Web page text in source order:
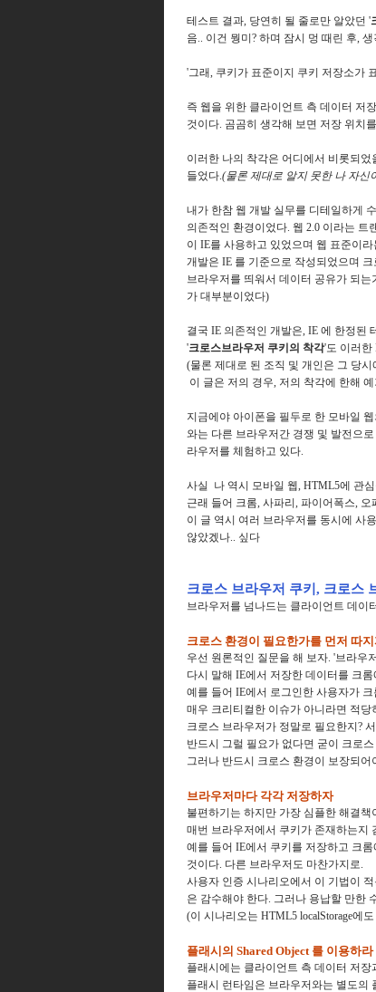
테스트 결과, 당연히 될 줄로만 알았던 '
음.. 이건 뭥미? 하며 잠시 멍 때린 후,
'그래, 쿠키가 표준이지 쿠키 저장소가
즉 웹을 위한 클라이언트 측 데이터 저
것이다. 곰곰히 생각해 보면 저장 위치
이러한 나의 착각은 어디에서 비롯되었
들었다.(물론 제대로 알지 못한 나 자신
내가 한참 웹 개발 실무를 디테일하게
의존적인 환경이었다. 웹 2.0 이라는
이 IE를 사용하고 있었으며 웹 표준이
개발은 IE 를 기준으로 작성되었으며
브라우저를 띄워서 데이터 공유가 되
가 대부분이었다)
결국 IE 의존적인 개발은, IE 에 한정된
'크로스브라우저 쿠키의 착각'도 이러한
(물론 제대로 된 조직 및 개인은 그 당
이 글은 저의 경우, 저의 착각에 한해
지금에야 아이폰을 필두로 한 모바일
와는 다른 브라우저간 경쟁 및 발전으
라우저를 체험하고 있다.
사실 나 역시 모바일 웹, HTML5에 관
근래 들어 크롬, 사파리, 파이어폭스,
이 글 역시 여러 브라우저를 동시에 사
않았겠나.. 싶다
크로스 브라우저 쿠키, 크로스
브라우저를 넘나드는 클라이언트 데이
크로스 환경이 필요한가를 먼저 따
우선 원론적인 질문을 해 보자. '브라우
다시 말해 IE에서 저장한 데이터를 크
예를 들어 IE에서 로그인한 사용자가
매우 크리티컬한 이슈가 아니라면 적당
크로스 브라우저가 정말로 필요한지?
반드시 그럴 필요가 없다면 굳이 크로
그러나 반드시 크로스 환경이 보장되
브라우저마다 각각 저장하자
불편하기는 하지만 가장 심플한 해결책
매번 브라우저에서 쿠키가 존재하는지
예를 들어 IE에서 쿠키를 저장하고 크
것이다. 다른 브라우저도 마찬가지로.
사용자 인증 시나리오에서 이 기법이
은 감수해야 한다. 그러나 용납할 만한
(이 시나리오는 HTML5 localStorage에
플래시의 Shared Object 를 이용하라
플래시에는 클라이언트 측 데이터 저장
플래시 런타임은 브라우저와는 별도의